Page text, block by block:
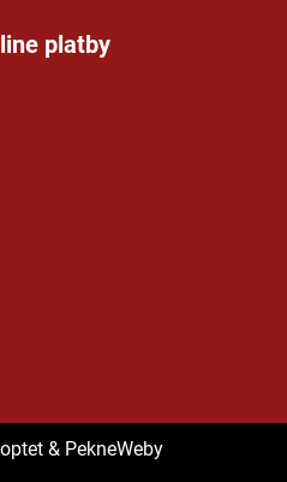
platby
& PekneWeby